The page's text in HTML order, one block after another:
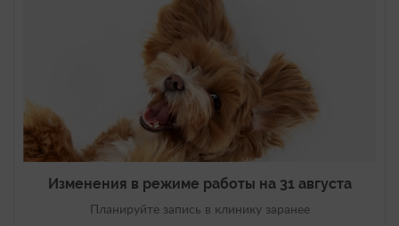
Изменения в режиме работы на 31 августа
Планируйте запись в клинику заранее